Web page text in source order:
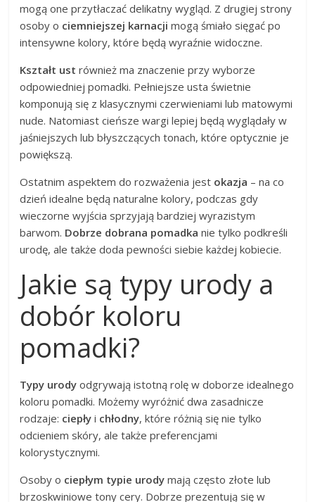
mogą one przytłaczać delikatny wygląd. Z drugiej strony
osoby o ciemniejszej karnacji mogą śmiało sięgać po
intensywne kolory, które będą wyraźnie widoczne.
Kształt ust również ma znaczenie przy wyborze
odpowiedniej pomadki. Pełniejsze usta świetnie
komponują się z klasycznymi czerwieniami lub matowymi
nude. Natomiast cieńsze wargi lepiej będą wyglądały w
jaśniejszych lub błyszczących tonach, które optycznie je
powiększą.
Ostatnim aspektem do rozważenia jest okazja – na co
dzień idealne będą naturalne kolory, podczas gdy
wieczorne wyjścia sprzyjają bardziej wyrazistym
barwom. Dobrze dobrana pomadka nie tylko podkreśli
urodę, ale także doda pewności siebie każdej kobiecie.
Jakie są typy urody a
dobór koloru
pomadki?
Typy urody odgrywają istotną rolę w doborze idealnego
koloru pomadki. Możemy wyróżnić dwa zasadnicze
rodzaje: ciepły i chłodny, które różnią się nie tylko
odcieniem skóry, ale także preferencjami
kolorystycznymi.
Osoby o ciepłym typie urody mają często złote lub
brzoskwiniowe tony cery. Dobrze prezentują się w